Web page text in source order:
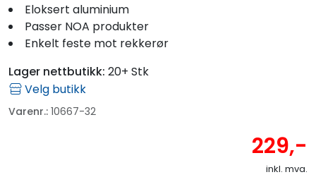
Eloksert aluminium
Passer NOA produkter
Enkelt feste mot rekkerør
Lager nettbutikk: 20+ Stk
Velg butikk
Varenr.: 10667-32
229,-
inkl. mva.